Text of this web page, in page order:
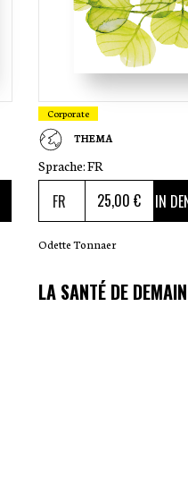
Corporate
THEMA
Sprache:FR
25,00 € IN
Odette Tonnaer
LA SANTÉ DE DEMAIN